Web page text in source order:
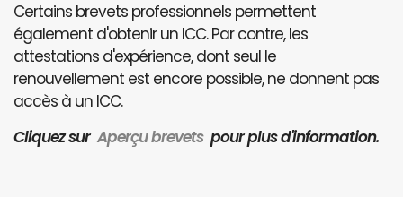
Certains brevets professionnels permettent
également d'obtenir un ICC. Par contre, les
attestations d'expérience, dont seul le
renouvellement est encore possible, ne donnent pas
accès à un ICC.
Cliquez surAperçu brevets pour plus d'information.